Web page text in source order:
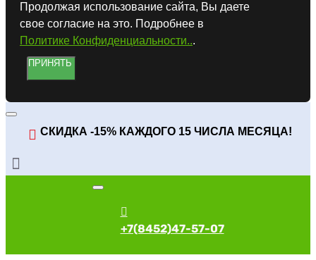
Продолжая использование сайта, Вы даете
свое согласие на это. Подробнее в
Политике Конфиденциальности...
ПРИНЯТЬ
СКИДКА -15% КАЖДОГО 15 ЧИСЛА МЕСЯЦА!
+7(8452)47-57-07